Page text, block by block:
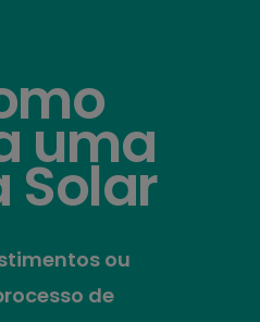
uma
Solar
ou
de